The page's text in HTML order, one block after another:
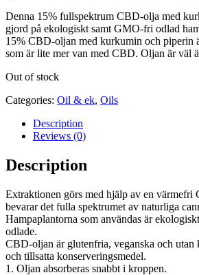
Denna 15% fullspektrum CBD-olja med
gjord på ekologiskt samt GMO-fri odlad
15% CBD-oljan med kurkumin och piperin
som är lite mer van med CBD. Oljan är väl
Out of stock
Categories: Oil & ek, Oils
Description
Reviews (0)
Description
Extraktionen görs med hjälp av en
bevarar det fulla spektrumet av naturliga
Hampaplantorna som användas är
odlade.
CBD-oljan är glutenfria, veganska och utan
och tillsatta konserveringsmedel.
1. Oljan absorberas snabbt i kroppen.